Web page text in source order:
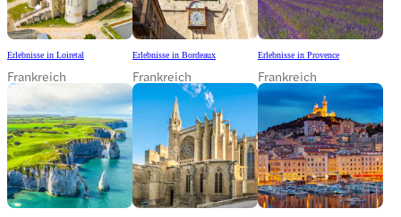
Erlebnisse in Loiretal
Frankreich
Erlebnisse in Bordeaux
Frankreich
Erlebnisse in Provence
Frankreich